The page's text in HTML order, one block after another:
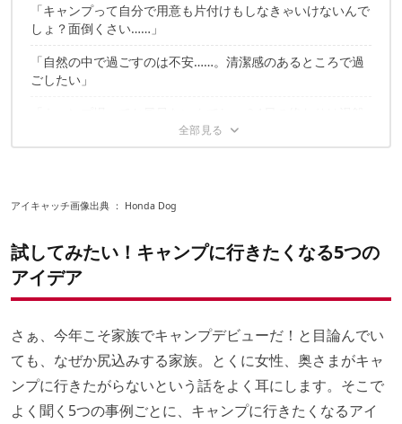
「キャンプって自分で用意も片付けもしなきゃいけないんで
しょ？面倒くさい……」
「自然の中で過ごすのは不安……。清潔感のあるところで過
ごしたい」
「キャンプって何するの？何していいかわからない」
アイキャッチ画像出典 ： Honda Dog
試してみたい！キャンプに行きたくなる5つの
アイデア
さぁ、今年こそ家族でキャンプデビューだ！と目論んでい
ても、なぜか尻込みする家族。とくに女性、奥さまがキャ
ンプに行きたがらないという話をよく耳にします。そこで
よく聞く5つの事例ごとに、キャンプに行きたくなるアイ